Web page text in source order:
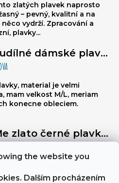
the website you
Dalším procházením
zlatých plavek naprosto
– pevný, kvalitní a na
vydrží. Zpracování a
plavky...
Zlaté dvoudílné dámské plavky brazilky - trojúhelníkové bikiny na zavazování, nařasené brazilky
je 5 z 5 hvězdiček.
material je velmi
mam velkost M/L, meriam
konecne obleciem.
Sparkle*Me zlato černé plavky vysoký pas - kalhotky brazilky s prošitím vzadu s možností ohybu na bokovky se zlatým lemem
je 5 z 5 hvězdiček.
jsou velmi sexy